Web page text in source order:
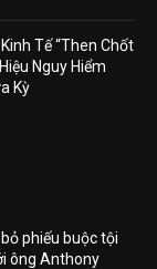
Tế “Then Chốt
Nguy Hiểm
Kỳ
phiếu buộc tội
ông Anthony